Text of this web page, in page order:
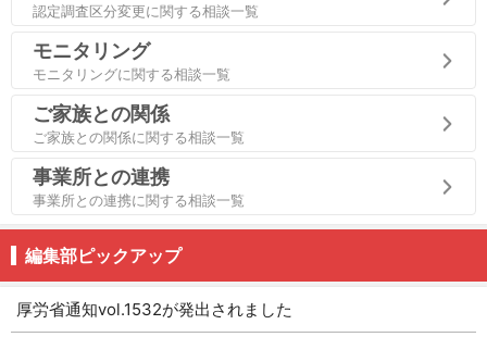
認定調査区分変更に関する相談一覧
モニタリング
モニタリングに関する相談一覧
ご家族との関係
ご家族との関係に関する相談一覧
事業所との連携
事業所との連携に関する相談一覧
編集部ピックアップ
厚労省通知vol.1532が発出されました